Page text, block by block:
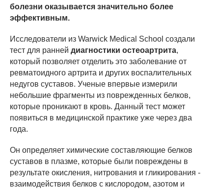
болезни оказывается значительно более
эффективным.
Исследователи из Warwick Medical School создали
тест для ранней диагностики остеоартрита,
который позволяет отделить это заболевание от
ревматоидного артрита и других воспалительных
недугов суставов. Ученые впервые измерили
небольшие фрагменты из поврежденных белков,
которые проникают в кровь. Данный тест может
появиться в медицинской практике уже через два
года.
Он определяет химические составляющие белков
суставов в плазме, которые были повреждены в
результате окисления, нитрования и гликирования -
взаимодействия белков с кислородом, азотом и